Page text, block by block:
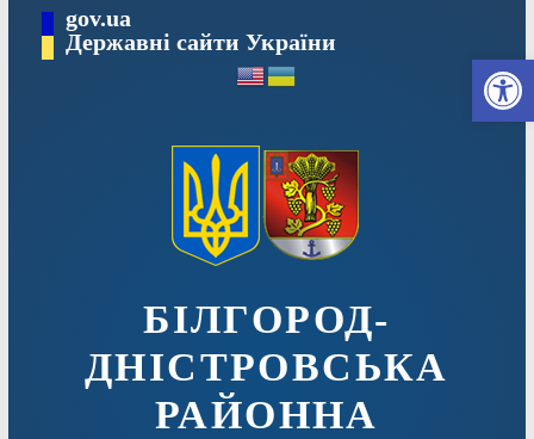
вмісту
gov.ua
Державні сайти України
БІЛГОРОД-
ДНІСТРОВСЬКА
РАЙОННА